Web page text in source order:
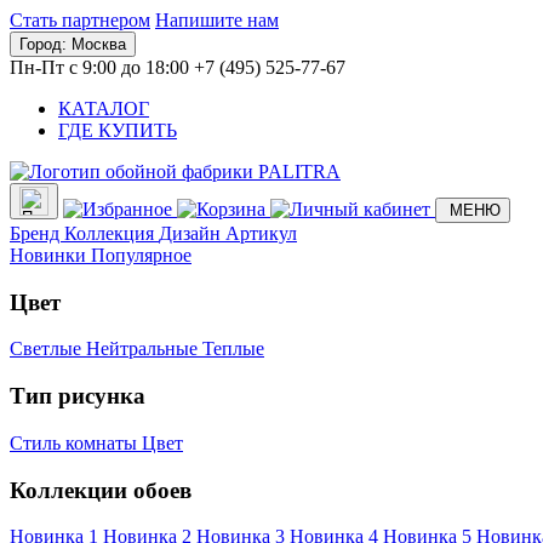
Стать партнером Напишите нам
Город: Москва
Пн-Пт с 9:00 до 18:00 +7 (495) 525-77-67
КАТАЛОГ
ГДЕ КУПИТЬ
МЕНЮ
Бренд Коллекция Дизайн Артикул
Новинки Популярное
Цвет
Светлые Нейтральные Теплые
Тип рисунка
Стиль комнаты Цвет
Коллекции обоев
Новинка 1 Новинка 2 Новинка 3 Новинка 4 Новинка 5